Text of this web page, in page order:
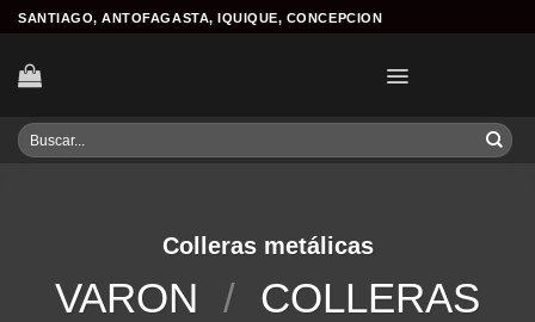
Skip
content
SANTIAGO, ANTOFAGASTA, IQUIQUE, CONCEPCION
Buscar
por:
Colleras metálicas
VARON / COLLERAS